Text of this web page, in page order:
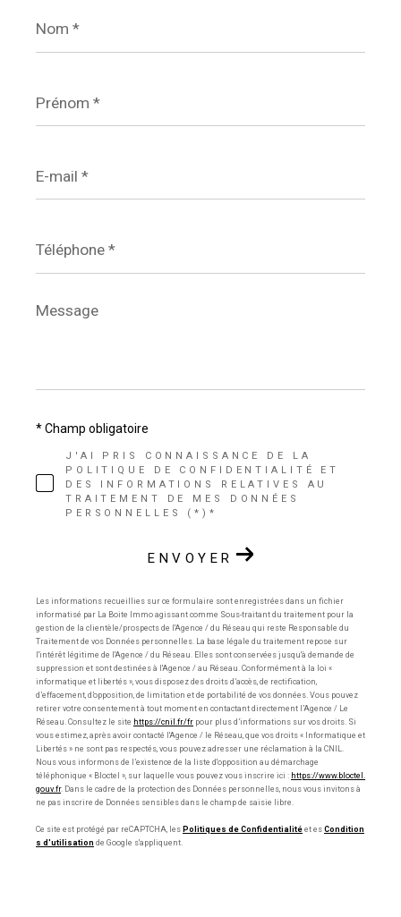
*
*
mail
*
*
Message
*
J'AI PRIS CONNAISSANCE DE LA
POLITIQUE DE CONFIDENTIALITÉ ET
DES INFORMATIONS RELATIVES AU
TRAITEMENT DE MES DONNÉES
PERSONNELLES (*)*
* Champ obligatoire
ENVOYER
Les informations recueillies sur ce formulaire sont enregistrées dans un fichier
informatisé par La Boite Immo agissant comme Sous-traitant du traitement pour la
gestion de la clientèle/prospects de l'Agence / du Réseau qui reste Responsable du
Traitement de vos Données personnelles. La base légale du traitement repose sur
l'intérêt légitime de l'Agence / du Réseau. Elles sont conservées jusqu'à demande de
suppression et sont destinées à l'Agence / au Réseau. Conformément à la loi «
informatique et libertés », vous disposez des droits d’accès, de rectification,
d’effacement, d’opposition, de limitation et de portabilité de vos données. Vous pouvez
retirer votre consentement à tout moment en contactant directement l’Agence / Le
Réseau. Consultez le site https://cnil.fr/fr pour plus d’informations sur vos droits. Si
vous estimez, après avoir contacté l'Agence / le Réseau, que vos droits « Informatique et
Libertés » ne sont pas respectés, vous pouvez adresser une réclamation à la CNIL.
Nous vous informons de l’existence de la liste d'opposition au démarchage
téléphonique « Bloctel », sur laquelle vous pouvez vous inscrire ici : https://www.bloctel.
gouv.fr. Dans le cadre de la protection des Données personnelles, nous vous invitons à
ne pas inscrire de Données sensibles dans le champ de saisie libre.
Ce site est protégé par reCAPTCHA, les Politiques de Confidentialité et es Condition
s d'utilisation de Google s'appliquent.